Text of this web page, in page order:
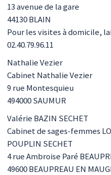
13 avenue de la gare
44130BLAIN
Pour les visites à domicile,
02.40.79.96.11
NathalieVezier
Cabinet Nathalie Vezier
9 rue Montesquieu
494000SAUMUR
Valérie BAZIN SECHET
Cabinet de sages-femmes
POUPLIN SECHET
4 rue Ambroise Paré
49600BEAUPREAU EN